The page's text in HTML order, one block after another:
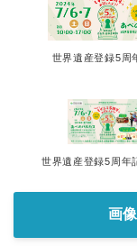
世界遺産登録5周
世界遺産登録5周年
画